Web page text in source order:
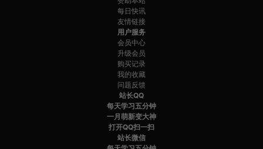
每日快讯
友情链接
用户服务
会员中心
升级会员
购买记录
我的收藏
问题反馈
站长QQ
每天学习五分钟
一月萌新变大神
打开QQ扫一扫
站长微信